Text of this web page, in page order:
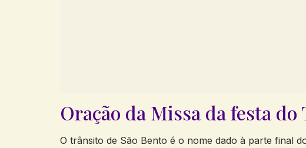
Oração da Missa da festa
O trânsito de São Bento é o nome dado à parte final